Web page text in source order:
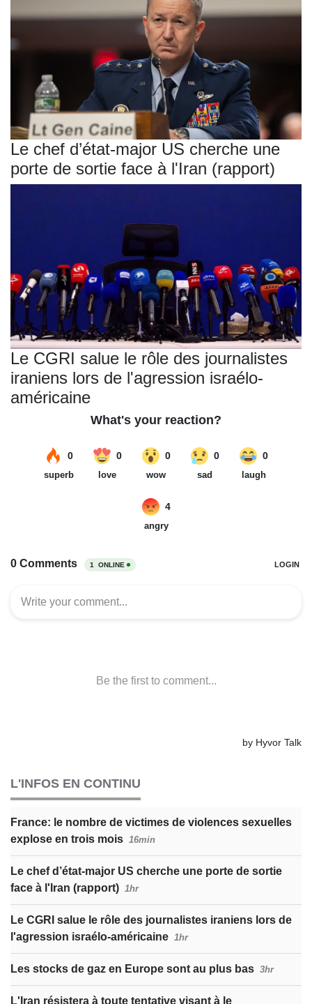
Le chef d’état-major US cherche une
porte de sortie face à l'Iran (rapport)
Le CGRI salue le rôle des journalistes
iraniens lors de l'agression israélo-
américaine
L'INFOS EN CONTINU
France: le nombre de victimes de violences sexuelles
explose en trois mois 16min
Le chef d’état-major US cherche une porte de sortie
face à l'Iran (rapport) 1hr
Le CGRI salue le rôle des journalistes iraniens lors de
l'agression israélo-américaine 1hr
Les stocks de gaz en Europe sont au plus bas 3hr
L'Iran résistera à toute tentative visant à le